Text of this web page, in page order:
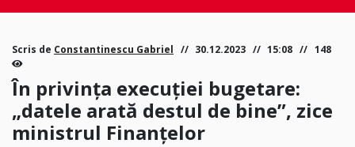
Scris de Constantinescu Gabriel 30.12.2023 15:08 148
În privința execuției bugetare:
„datele arată destul de bine”, zice
ministrul Finanțelor